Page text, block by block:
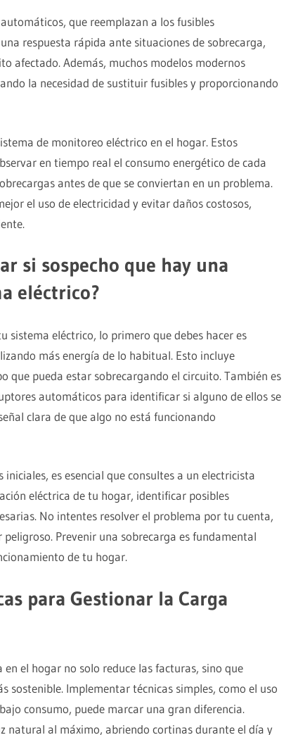
que reemplazan a los fusibles
respuesta rápida ante situaciones de sobrecarga,
afectado. Además, muchos modelos modernos
la necesidad de sustituir fusibles y proporcionando
de monitoreo eléctrico en el hogar. Estos
en tiempo real el consumo energético de cada
antes de que se conviertan en un problema.
el uso de electricidad y evitar daños costosos,
si sospecho que hay una
eléctrico?
sistema eléctrico, lo primero que debes hacer es
más energía de lo habitual. Esto incluye
que pueda estar sobrecargando el circuito. También es
automáticos para identificar si alguno de ellos se
clara de que algo no está funcionando
es esencial que consultes a un electricista
eléctrica de tu hogar, identificar posibles
No intentes resolver el problema por tu cuenta,
Prevenir una sobrecarga es fundamental
de tu hogar.
para Gestionar la Carga
el hogar no solo reduce las facturas, sino que
sostenible. Implementar técnicas simples, como el uso
consumo, puede marcar una gran diferencia.
natural al máximo, abriendo cortinas durante el día y